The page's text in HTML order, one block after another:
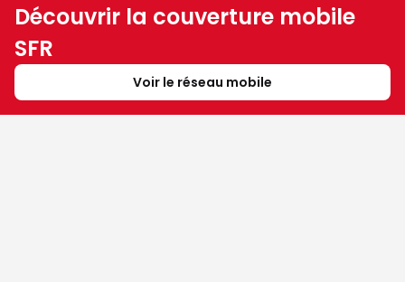
Découvrir la couverture mobile
SFR
Voir le réseau mobile